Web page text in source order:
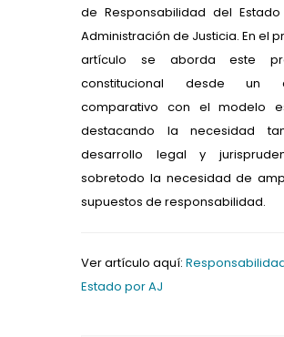
de Responsabilidad del
Administración de Justicia. En el
artículo se aborda este
constitucional desde un
comparativo con el modelo
destacando la necesidad
desarrollo legal y
sobretodo la necesidad de
supuestos de responsabilidad.
Ver artículo aquí:
Estado por AJ